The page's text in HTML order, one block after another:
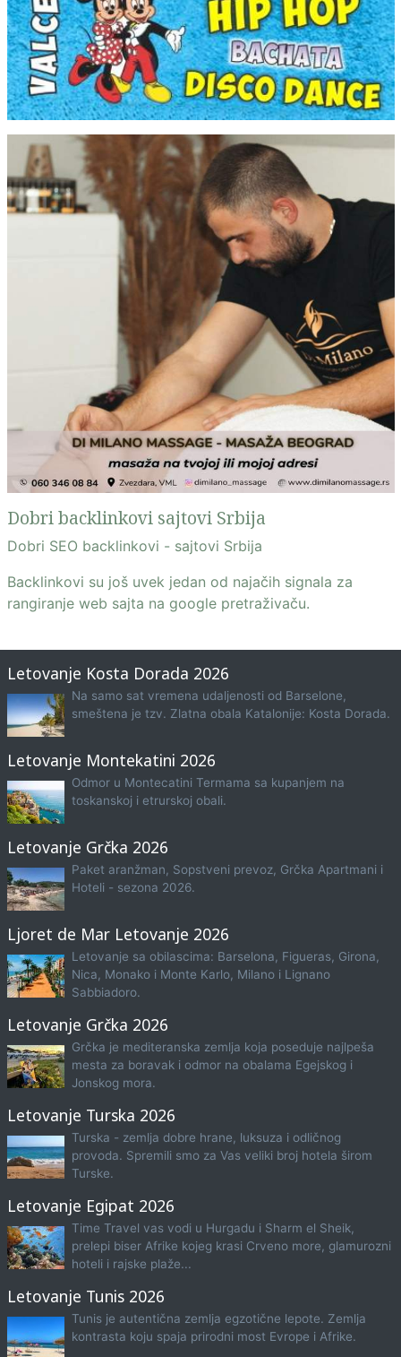
Dobri backlinkovi sajtovi Srbija
Dobri SEO backlinkovi - sajtovi Srbija
Backlinkovi su još uvek jedan od najačih signala za
rangiranje web sajta na google pretraživaču.
Letovanje Kosta Dorada 2026
Na samo sat vremena udaljenosti od Barselone,
smeštena je tzv. Zlatna obala Katalonije: Kosta Dorada.
Letovanje Montekatini 2026
Odmor u Montecatini Termama sa kupanjem na
toskanskoj i etrurskoj obali.
Letovanje Grčka 2026
Paket aranžman, Sopstveni prevoz, Grčka Apartmani i
Hoteli - sezona 2026.
Ljoret de Mar Letovanje 2026
Letovanje sa obilascima: Barselona, Figueras, Girona,
Nica, Monako i Monte Karlo, Milano i Lignano
Sabbiadoro.
Letovanje Grčka 2026
Grčka je mediteranska zemlja koja poseduje najlpeša
mesta za boravak i odmor na obalama Egejskog i
Jonskog mora.
Letovanje Turska 2026
Turska - zemlja dobre hrane, luksuza i odličnog
provoda. Spremili smo za Vas veliki broj hotela širom
Turske.
Letovanje Egipat 2026
Time Travel vas vodi u Hurgadu i Sharm el Sheik,
prelepi biser Afrike kojeg krasi Crveno more, glamurozni
hoteli i rajske plaže...
Letovanje Tunis 2026
Tunis je autentična zemlja egzotične lepote. Zemlja
kontrasta koju spaja prirodni most Evrope i Afrike.